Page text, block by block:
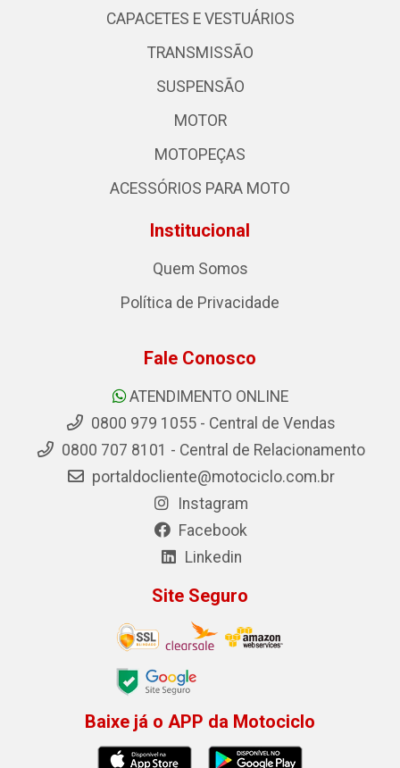
CAPACETES E VESTUÁRIOS
TRANSMISSÃO
SUSPENSÃO
MOTOR
MOTOPEÇAS
ACESSÓRIOS PARA MOTO
Institucional
Quem Somos
Política de Privacidade
Fale Conosco
ATENDIMENTO ONLINE
0800 979 1055 - Central de Vendas
0800 707 8101 - Central de Relacionamento
portaldocliente@motociclo.com.br
Instagram
Facebook
Linkedin
Site Seguro
Baixe já o APP da Motociclo